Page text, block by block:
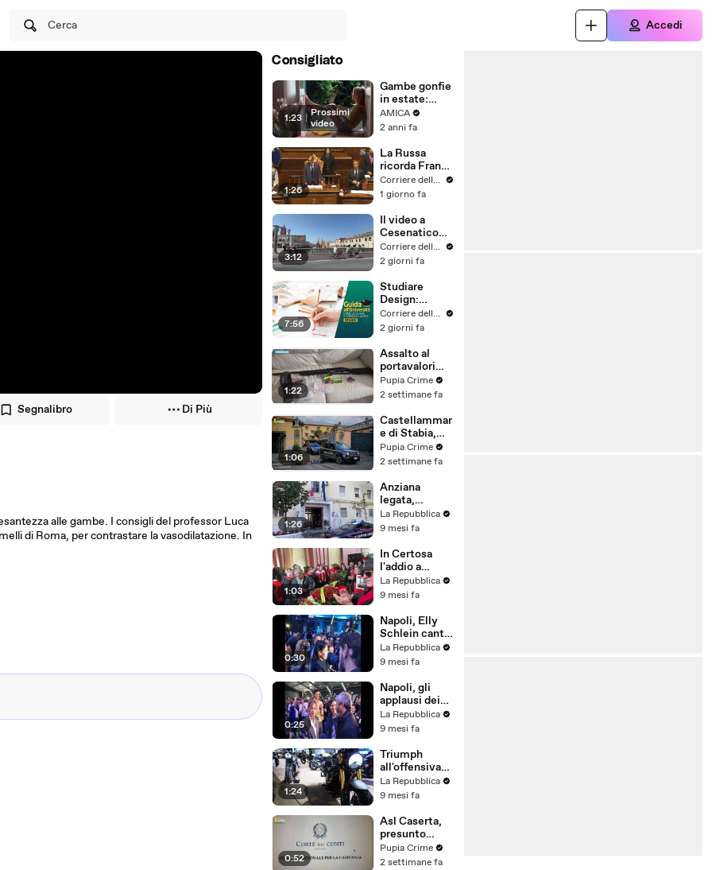
Cerca Accedi
Segnalibro Di Più
alle gambe. I consigli del professor Luca
di Roma, per contrastare la vasodilatazione. In
Consigliato
1:23 | Prossimi
video
Gambe gonfie
in estate:
ecco i rimedi
da mettere in
AMICA
2 anni fa
1:26
La Russa
ricorda Franco
Baresi senza
nominare mai
interista)
Corriere della Sera
1 giorno fa
3:12
Il video a
Cesenatico
dove i turisti
scoprono di
ingannati da
un residence
fantasma.
«Ecco come li
stiamo
aiutando»
Corriere della Sera
2 giorni fa
7:56
Studiare
Design:
immaginare
possibilità
non esistono
e trovare il
modo di
renderle reali,
come fece
l’homo habilis
Corriere della Sera
2 giorni fa
1:22
Assalto al
portavalori
con 30 chili
d'oro sventato
arresti
(25.07.26)
Pupia Crime
2 settimane fa
1:06
Castellammar
e di Stabia,
l'ombra del
clan
dietro
scommesse
illegali: 5
arresti
(24.07.26)
Pupia Crime
2 settimane fa
1:26
Anziana
legata,
imbavagliata
e rapinata in
il video
incastra i
responsabili
La Repubblica
9 mesi fa
1:03
In Certosa
l'addio a
Giancarlo
Vitali con il
partigiano.
Bella ciao,
Ambrogio
La Repubblica
9 mesi fa
0:30
Napoli, Elly
Schlein canta
Bella Ciao al
congresso
La Repubblica
9 mesi fa
0:25
Napoli, gli
applausi dei
Giovani Dem a
Fico e Schlein
La Repubblica
9 mesi fa
1:24
Triumph
all'offensiva
con tante
novità
La Repubblica
9 mesi fa
0:52
Asl Caserta,
presunto
danno erariale
da oltre
Pupia Crime
2 settimane fa